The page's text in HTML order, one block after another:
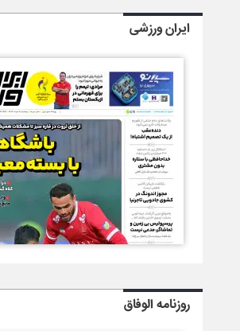
ایران ورزشی
روزنامه الوفاق